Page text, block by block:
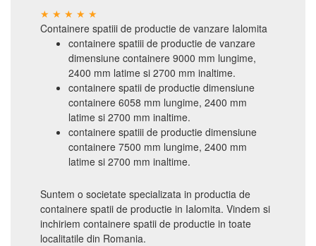
Containere spatiii de productie de vanzare Ialomita
containere spatiii de productie de vanzare
dimensiune containere 9000 mm lungime,
2400 mm latime si 2700 mm inaltime.
containere spatii de productie dimensiune
containere 6058 mm lungime, 2400 mm
latime si 2700 mm inaltime.
containere spatiii de productie dimensiune
containere 7500 mm lungime, 2400 mm
latime si 2700 mm inaltime.
Suntem o societate specializata in productia de
containere spatii de productie in Ialomita. Vindem si
inchiriem containere spatii de productie in toate
localitatile din Romania.